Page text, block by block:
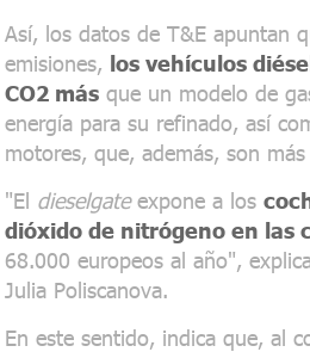
Así, los datos de T&E apuntan
emisiones, los vehículos
CO2 más que un modelo de
energía para su refinado, así
motores, que, además, son
"El dieselgateexpone a los
dióxido de nitrógeno en las
68.000 europeos al año",
Julia Poliscanova.
En este sentido, indica que, al